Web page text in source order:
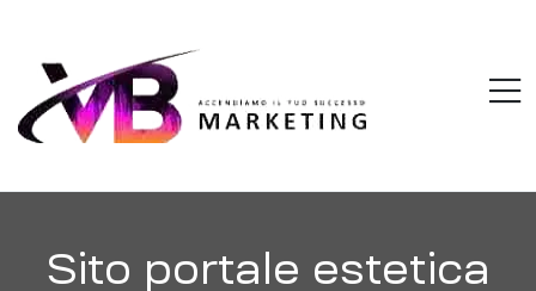
Sito portale estetica